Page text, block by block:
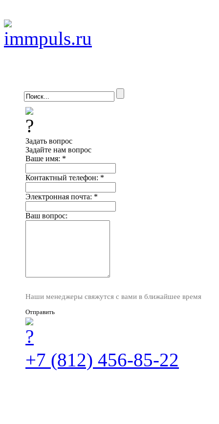
Задать вопрос
Задайте нам вопрос
Ваше имя: *
Контактный телефон: *
Электронная почта: *
Ваш вопрос:
Наши менеджеры свяжутся с вами в ближайшее время
Отправить
+7 (812) 456-85-22